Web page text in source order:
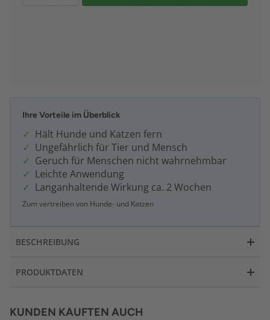
Ihre Vorteile im Überblick
Hält Hunde und Katzen fern
Ungefährlich für Tier und Mensch
Geruch für Menschen nicht wahrnehmbar
Leichte Anwendung
Langanhaltende Wirkung ca. 2 Wochen
Zum vertreiben von Hunde- und Katzen
BESCHREIBUNG
PRODUKTDATEN
KUNDEN KAUFTEN AUCH